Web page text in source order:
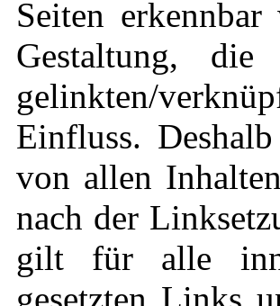
Seiten
Gestaltung,
gelinkten/
Einfluss.
von allen
nach der
gilt für alle